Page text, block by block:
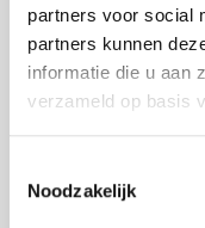
partners voor social
partners kunnen
informatie die u aan
verzameld op basis
Noodzakelijk